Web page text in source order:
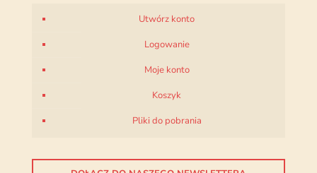
Utwórz konto
Logowanie
Moje konto
Koszyk
Pliki do pobrania